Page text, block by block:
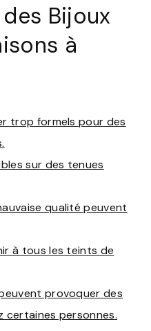
Bijoux
à
trop formels pour des
sur des tenues
qualité peuvent
à tous les teints de
provoquer des
certaines personnes.